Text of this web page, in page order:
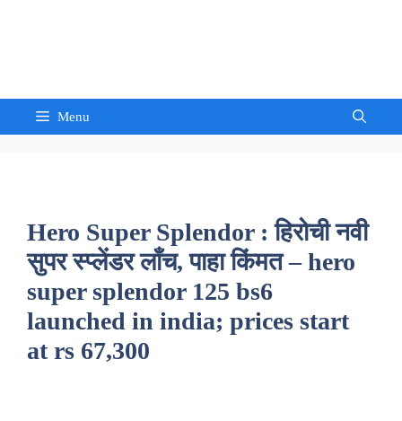
Menu
Hero Super Splendor : हिरोची नवी
सुपर स्प्लेंडर लाँच, पाहा किंमत – hero
super splendor 125 bs6
launched in india; prices start
at rs 67,300